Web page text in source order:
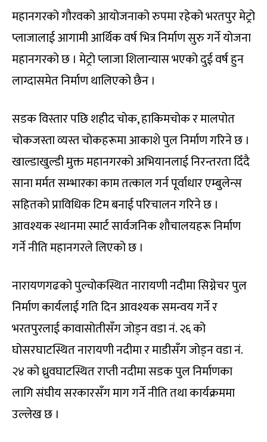
महानगरको गौरवको आयोजनाको रुपमा रहेको भरतपुर मेट्रो
प्लाजालाई आगामी आर्थिक वर्ष भित्र निर्माण सुरु गर्ने योजना
महानगरको छ । मेट्रो प्लाजा शिलान्यास भएको दुई वर्ष हुन
लाग्दासमेत निर्माण थालिएको छैन ।
सडक विस्तार पछि शहीद चोक, हाकिमचोक र मालपोत
चोकजस्ता व्यस्त चोकहरूमा आकाशे पुल निर्माण गरिने छ ।
खाल्डाखुल्डी मुक्त महानगरको अभियानलाई निरन्तरता दिँदै
साना मर्मत सम्भारका काम तत्काल गर्न पूर्वाधार एम्बुलेन्स
सहितको प्राविधिक टिम बनाई परिचालन गरिने छ ।
आवश्यक स्थानमा स्मार्ट सार्वजनिक शौचालयहरू निर्माण
गर्ने नीति महानगरले लिएको छ ।
नारायणगढको पुल्चोकस्थित नारायणी नदीमा सिग्नेचर पुल
निर्माण कार्यलाई गति दिन आवश्यक समन्वय गर्ने र
भरतपुरलाई कावासोतीसँग जोड्न वडा नं. २६ को
घोसरघाटस्थित नारायणी नदीमा र माडीसँग जोड्न वडा नं.
२४ को ध्रुवघाटस्थित राप्ती नदीमा सडक पुल निर्माणका
लागि संघीय सरकारसँग माग गर्ने नीति तथा कार्यक्रममा
उल्लेख छ ।